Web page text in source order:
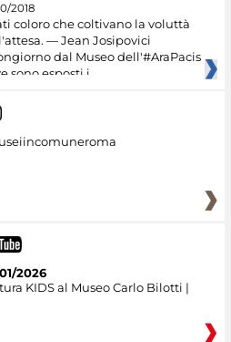
2018
coloro che coltivano la voluttà
— Jean Josipovici
dal Museo dell'#AraPacis
sono esposti i
2026
KIDS al Museo Carlo Bilotti |